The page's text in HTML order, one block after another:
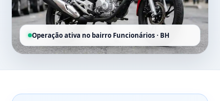
Operação ativa no bairro Funcionários · BH